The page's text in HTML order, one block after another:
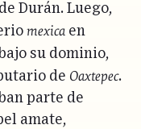
Durán. Luego,
mexica en
su dominio,
de Oaxtepec.
parte de
amate,